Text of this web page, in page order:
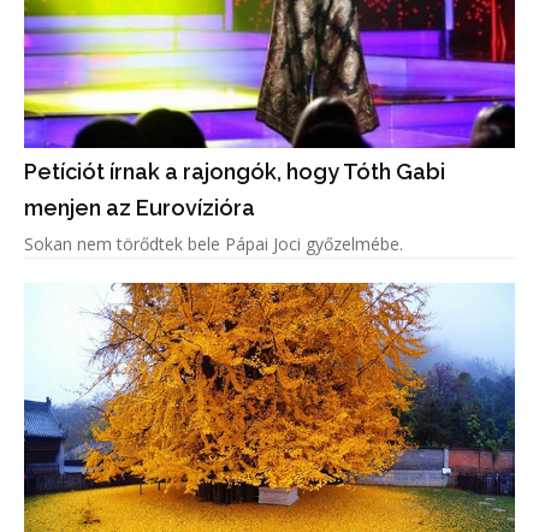
Petíciót írnak a rajongók, hogy Tóth Gabi
menjen az Eurovízióra
Sokan nem törődtek bele Pápai Joci győzelmébe.